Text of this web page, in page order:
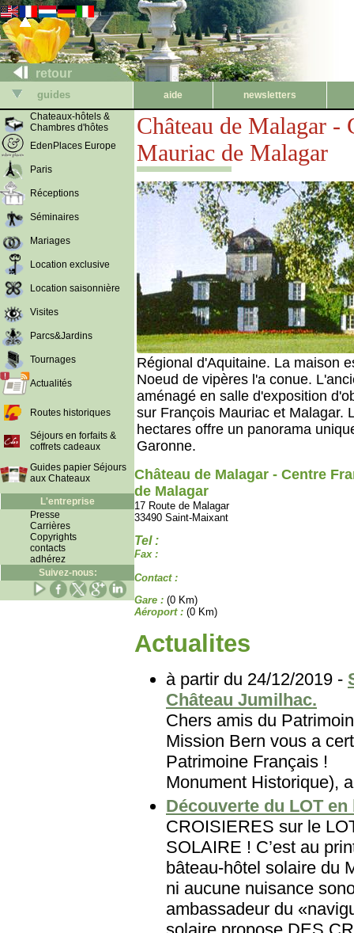
retour
guides aide
newsletters
Chateaux-hôtels &
Chambres d'hôtes
EdenPlaces Europe
Paris
Réceptions
Séminaires
Mariages
Location exclusive
Location saisonnière
Visites
Parcs&Jardins
Tournages
Actualités
Routes historiques
Séjours en forfaits &
coffrets cadeaux
Guides papier Séjours
aux Chateaux
L'entreprise
Presse
Carrières
Copyrights
contacts
adhérez
Suivez-nous:
Château de Malagar -
Mauriac de Malagar
Régional d'Aquitaine. La maison
Noeud de vipères l'a conue.
aménagé en salle d'exposition
sur François Mauriac et Malagar.
hectares offre un panorama
Garonne.
Château de Malagar - Centre
de Malagar
17 Route de Malagar
33490 Saint-Maixant
Tel :
Fax :
Contact :
Gare : (0 Km)
Aéroport : (0 Km)
Actualites
à partir du 24/12/2019 -
Château Jumilhac.
Chers amis du
Mission Bern vous a
Patrimoine
Monument Historique),
Découverte du LOT
CROISIERES sur le
SOLAIRE ! C’est au
bâteau-hôtel solaire du
ni aucune nuisance
ambassadeur du